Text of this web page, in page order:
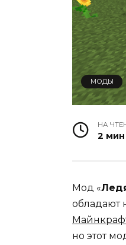
МОДЫ
НА
2 мин
Мод «
обладают
но этот